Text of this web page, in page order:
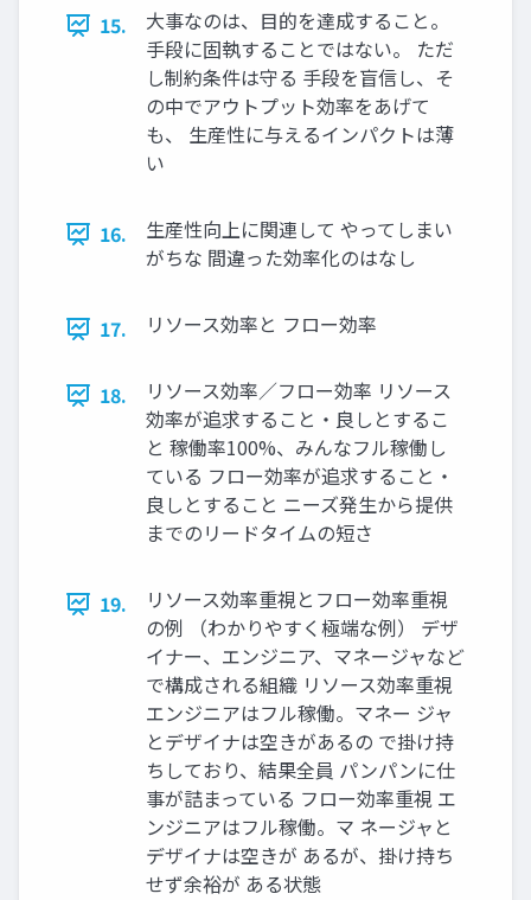
15.
大事なのは、目的を達成すること。
手段に固執することではない。 ただ
し制約条件は守る 手段を盲信し、そ
の中でアウトプット効率をあげて
も、 生産性に与えるインパクトは薄
い
16.
生産性向上に関連して やってしまい
がちな 間違った効率化のはなし
17. リソース効率と フロー効率
18.
リソース効率／フロー効率 リソース
効率が追求すること・良しとするこ
と 稼働率100%、みんなフル稼働し
ている フロー効率が追求すること・
良しとすること ニーズ発生から提供
までのリードタイムの短さ
19.
リソース効率重視とフロー効率重視
の例 （わかりやすく極端な例） デザ
イナー、エンジニア、マネージャなど
で構成される組織 リソース効率重視
エンジニアはフル稼働。マネー ジャ
とデザイナは空きがあるの で掛け持
ちしており、結果全員 パンパンに仕
事が詰まっている フロー効率重視 エ
ンジニアはフル稼働。マ ネージャと
デザイナは空きが あるが、掛け持ち
せず余裕が ある状態